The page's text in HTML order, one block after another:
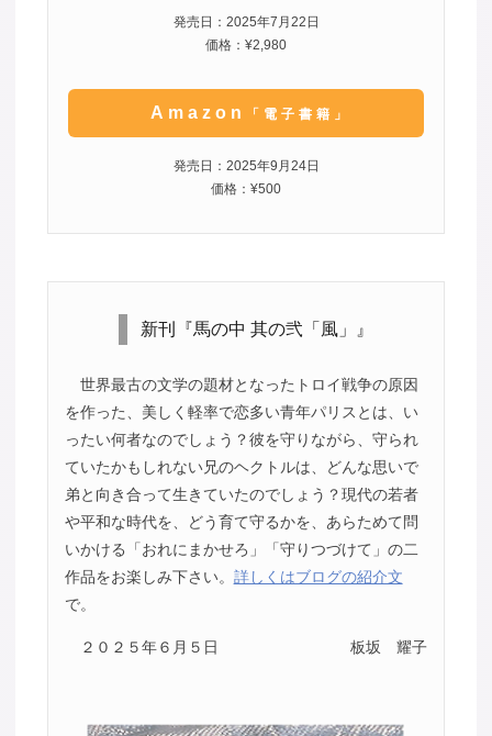
発売日：2025年7月22日
価格：¥2,980
Amazon 「電子書籍」
発売日：2025年9月24日
価格：¥500
新刊『馬の中 其の弐「風」』
世界最古の文学の題材となったトロイ戦争の原因
を作った、美しく軽率で恋多い青年パリスとは、い
ったい何者なのでしょう？彼を守りながら、守られ
ていたかもしれない兄のヘクトルは、どんな思いで
弟と向き合って生きていたのでしょう？現代の若者
や平和な時代を、どう育て守るかを、あらためて問
いかける「おれにまかせろ」「守りつづけて」の二
作品をお楽しみ下さい。 詳しくはブログの紹介文
で。
２０２５年６月５日 板坂 耀子